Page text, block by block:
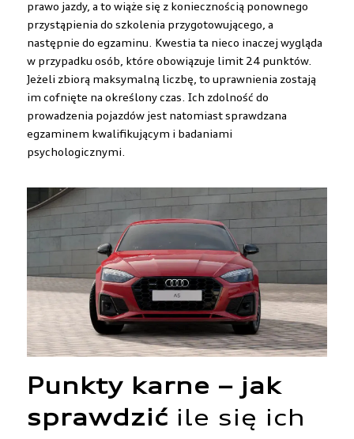
prawo jazdy, a to wiąże się z koniecznością ponownego
przystąpienia do szkolenia przygotowującego, a
następnie do egzaminu. Kwestia ta nieco inaczej wygląda
w przypadku osób, które obowiązuje limit 24 punktów.
Jeżeli zbiorą maksymalną liczbę, to uprawnienia zostają
im cofnięte na określony czas. Ich zdolność do
prowadzenia pojazdów jest natomiast sprawdzana
egzaminem kwalifikującym i badaniami
psychologicznymi.
Punkty karne – jak
sprawdzić ile się ich